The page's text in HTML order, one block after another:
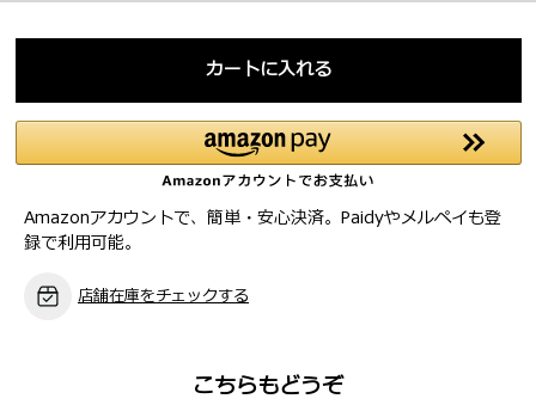
カートに入れる
Amazonアカウントで、簡単・安心決済。Paidyやメルペイも登
録で利用可能。
店舗在庫をチェックする
こちらもどうぞ